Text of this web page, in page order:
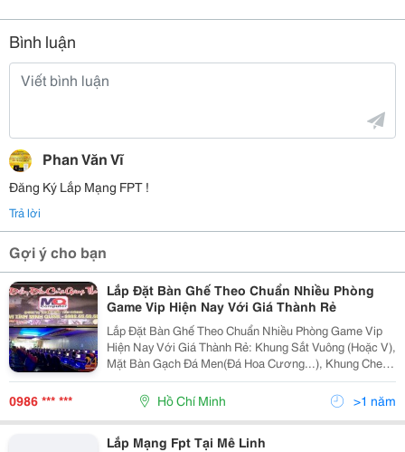
Bình luận
Phan Văn Vĩ
Đăng Ký Lắp Mạng FPT !
Trả lời
Gợi ý cho bạn
Lắp Đặt Bàn Ghế Theo Chuẩn Nhiều Phòng
Game Vip Hiện Nay Với Giá Thành Rẻ
Lắp Đặt Bàn Ghế Theo Chuẩn Nhiều Phòng Game Vip
Hiện Nay Với Giá Thành Rẻ: Khung Sắt Vuông (Hoặc V),
Mặt Bàn Gạch Đá Men(Đá Hoa Cương...), Khung Che
Case Tránh &Quot; Trộm &Quot;. Lắp Đặt Hệ Thống
Mạng, Camera, Dây Điện, Máy Lạnh... Với Giải Pháp Tối
Ưu, Tiết
0986 *** *** Hồ Chí Minh >1 năm
Lắp Mạng Fpt Tại Mê Linh